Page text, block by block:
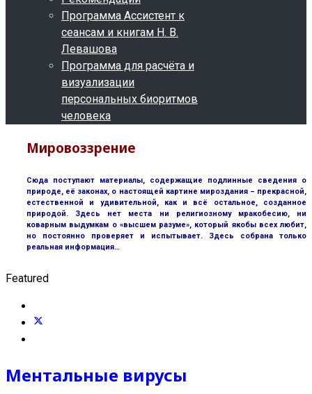
Программа Ассистент к
сеансам и книгам Н. В.
Левашова
Программа для расчёта и
визуализации
персональных биоритмов
человека
Мировоззрение
Сюда поступают материалы, содержащие подлинные сведения о
природе, её законах, о настоящей картине мироздания – прекрасной,
естественной и удивительной, как и всё остальное, созданное
природой. Здесь нет места ни религиозному мракобесию, ни
коварным выдумкам о «высшем разуме», который якобы всех любит,
но постоянно проверяет и испытывает. Здесь собрана только
реальная информация…
Featured
Ментальные вирусы